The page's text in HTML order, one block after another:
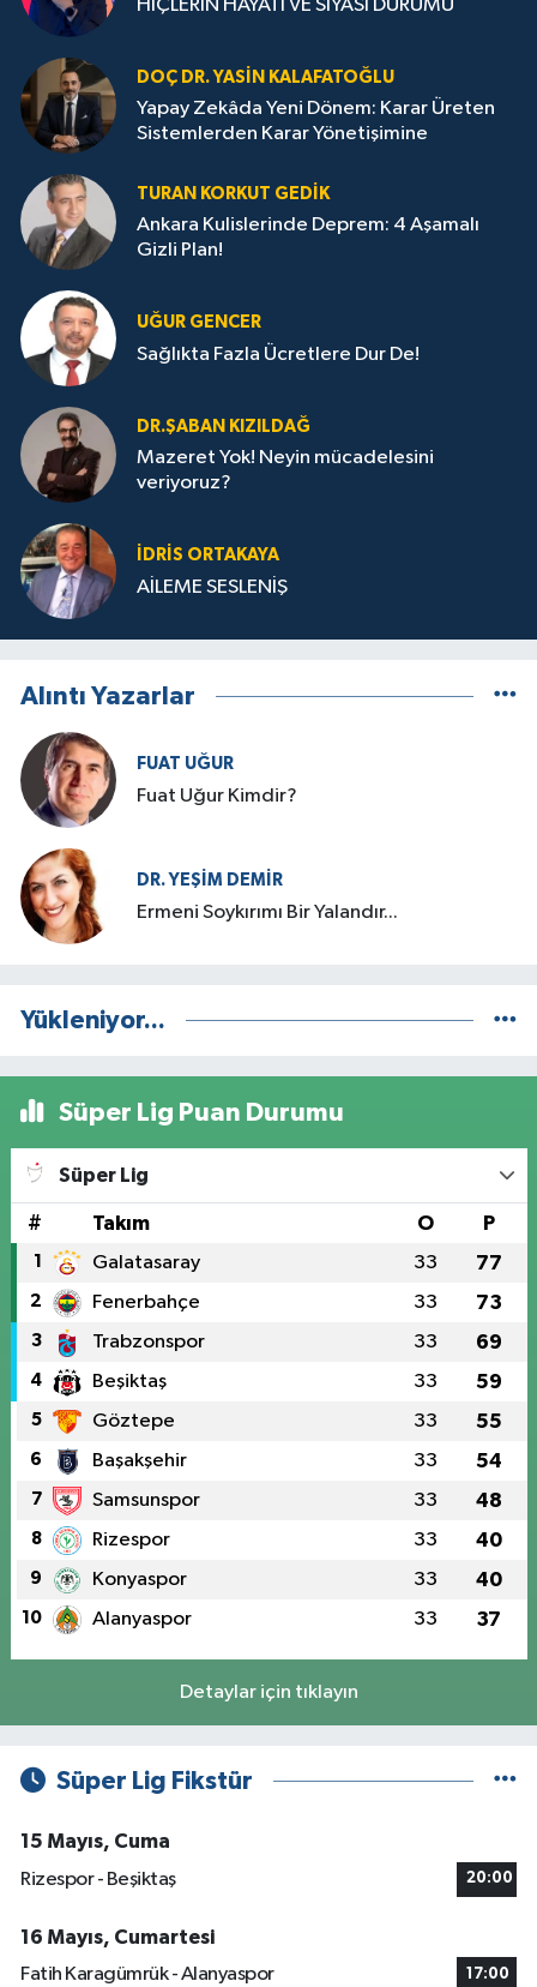
HİÇLERİN HAYATI VE SİYASİ DURUMU
DOÇ DR. YASIN KALAFATOĞLU
Yapay Zekâda Yeni Dönem: Karar Üreten
Sistemlerden Karar Yönetişimine
TURAN KORKUT GEDIK
Ankara Kulislerinde Deprem: 4 Aşamalı
Gizli Plan!
UĞUR GENCER
Sağlıkta Fazla Ücretlere Dur De!
DR.ŞABAN KIZILDAĞ
Mazeret Yok! Neyin mücadelesini
veriyoruz?
İDRIS ORTAKAYA
AİLEME SESLENİŞ
Alıntı Yazarlar
FUAT UĞUR
Fuat Uğur Kimdir?
DR. YEŞIM DEMİR
Ermeni Soykırımı Bir Yalandır...
Yükleniyor...
Süper Lig Puan Durumu
Süper Lig
# Takım O P
1 Galatasaray 33 77
2 Fenerbahçe 33 73
3 Trabzonspor 33 69
4 Beşiktaş 33 59
5 Göztepe 33 55
6 Başakşehir 33 54
7 Samsunspor 33 48
8 Rizespor 33 40
9 Konyaspor 33 40
10 Alanyaspor 33 37
Detaylar için tıklayın
Süper Lig Fikstür
15 Mayıs, Cuma
Rizespor - Beşiktaş
20:00
16 Mayıs, Cumartesi
Fatih Karagümrük - Alanyaspor
17:00